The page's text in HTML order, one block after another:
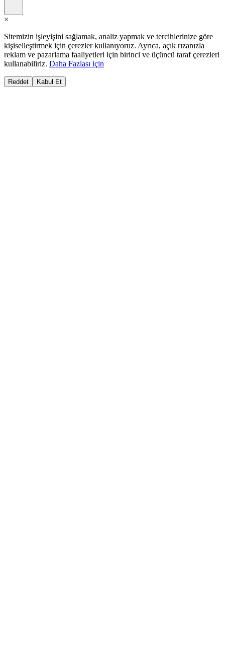
×
Sitemizin işleyişini sağlamak, analiz yapmak ve tercihlerinize göre
kişiselleştirmek için çerezler kullanıyoruz. Ayrıca, açık rızanızla
reklam ve pazarlama faaliyetleri için birinci ve üçüncü taraf çerezleri
kullanabiliriz. Daha Fazlası için
Reddet Kabul Et